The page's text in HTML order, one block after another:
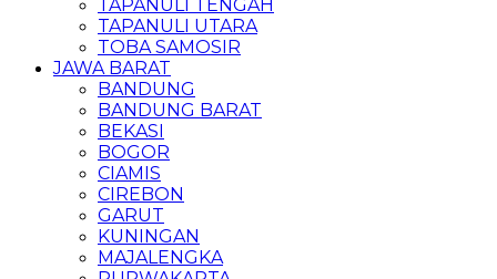
TAPANULI TENGAH
TAPANULI UTARA
TOBA SAMOSIR
JAWA BARAT
BANDUNG
BANDUNG BARAT
BEKASI
BOGOR
CIAMIS
CIREBON
GARUT
KUNINGAN
MAJALENGKA